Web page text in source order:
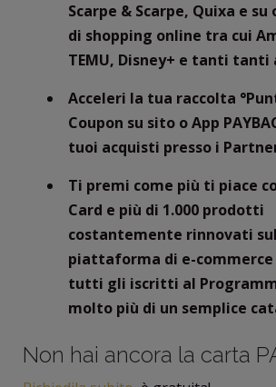
Scarpe & Scarpe, Quixa e
di shopping online tra cui
TEMU, Disney+ e tanti
Acceleri la tua raccolta
Coupon su sito o App
tuoi acquisti presso i
Ti premi come più ti piace
Card e più di 1.000 prodotti
costantemente rinnovati
piattaforma di e-commerce
tutti gli iscritti al
molto più di un semplice
Non hai ancora la carta